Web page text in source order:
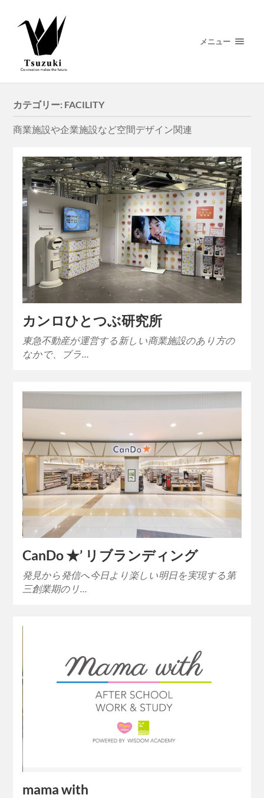
メニュー
カテゴリー: FACILITY
商業施設や企業施設など空間デザイン関連
カンロひとつぶ研究所
東急不動産が運営する新しい商業施設のあり方の
なかで、ブラ…
CanDo ★’ リブランディング
発見から発信へ今日より楽しい明日を実現する第
三創業期のリ…
mama with